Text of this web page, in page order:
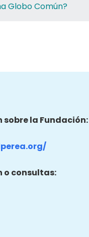
Globo Común?
la Fundación:
o consultas: